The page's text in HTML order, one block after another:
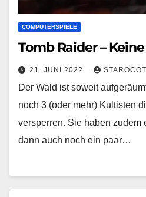
COMPUTERSPIELE
Tomb Raider –
21. JUNI 2022
Der Wald ist soweit
noch 3 (oder mehr) Kultisten
versperren. Sie haben zudem
dann auch noch ein paar…